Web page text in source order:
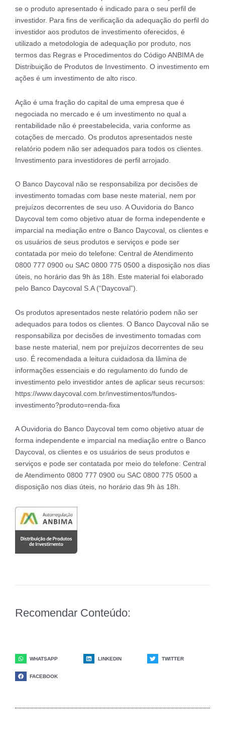
se o produto apresentado é indicado para o seu perfil de
investidor. Para fins de verificação da adequação do perfil do
investidor aos produtos de investimento oferecidos, é
utilizado a metodologia de adequação por produto, nos
termos das Regras e Procedimentos do Código ANBIMA de
Distribuição de Produtos de Investimento. O investimento em
ações é um investimento de alto risco.
Ação é uma fração do capital de uma empresa que é
negociada no mercado e é um investimento no qual a
rentabilidade não é preestabelecida, varia conforme as
cotações de mercado. Os produtos apresentados neste
relatório podem não ser adequados para todos os clientes.
Investimento para investidores de perfil arrojado.
O Banco Daycoval não se responsabiliza por decisões de
investimento tomadas com base neste material, nem por
prejuízos decorrentes de seu uso. A Ouvidoria do Banco
Daycoval tem como objetivo atuar de forma independente e
imparcial na mediação entre o Banco Daycoval, os clientes e
os usuários de seus produtos e serviços e pode ser
contatada por meio do telefone: Central de Atendimento
0800 777 0900 ou SAC 0800 775 0500 a disposição nos dias
úteis, no horário das 9h às 18h. Este material foi elaborado
pelo Banco Daycoval S.A (“Daycoval”).
Os produtos apresentados neste relatório podem não ser
adequados para todos os clientes. O Banco Daycoval não se
responsabiliza por decisões de investimento tomadas com
base neste material, nem por prejuízos decorrentes de seu
uso. É recomendada a leitura cuidadosa da lâmina de
informações essenciais e do regulamento do fundo de
investimento pelo investidor antes de aplicar seus recursos:
https://www.daycoval.com.br/investimentos/fundos-
investimento?produto=renda-fixa
A Ouvidoria do Banco Daycoval tem como objetivo atuar de
forma independente e imparcial na mediação entre o Banco
Daycoval, os clientes e os usuários de seus produtos e
serviços e pode ser contatada por meio do telefone: Central
de Atendimento 0800 777 0900 ou SAC 0800 775 0500 a
disposição nos dias úteis, no horário das 9h às 18h.
Recomendar Conteúdo:
WHATSAPP LINKEDIN TWITTER
FACEBOOK